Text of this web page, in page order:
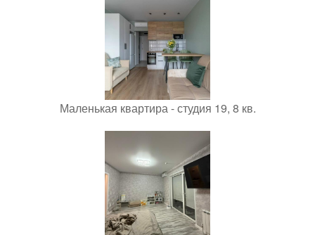
Маленькая квартира - студия 19, 8 кв.